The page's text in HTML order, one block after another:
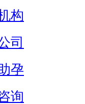
构
司
孕
询